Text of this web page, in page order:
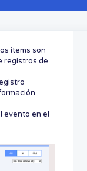
ítems son
registros de
evento en el